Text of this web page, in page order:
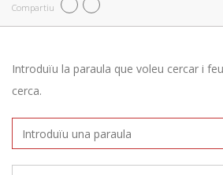
Compartiu
Introduïu la paraula que voleu cercar i
cerca.